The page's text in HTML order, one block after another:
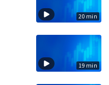
20 min
19 min